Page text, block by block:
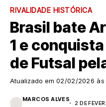
RIVALIDADE HISTÓRICA
Brasil bate
1 e
de Futsal
Atualizado em 02/02/2026 às
MARCOS ALVES
2 DE